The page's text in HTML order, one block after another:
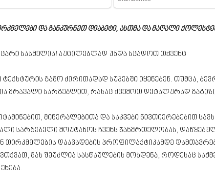
და განკურნეთ დიაბეტი, ასთმა და მაღალი
სასმელია! აუცილებლად უნდა სცადოთ თქვენც
ტექსტურის გამო ძირითადად სუპებში იყენებენ. თუმცა,
მრავალი სარგებლით, რასაც ქვემოთ დეტალურად
მინერალებითა და საკვები ნივთიერებებით
სარგებელი მოუტანოს ჩვენს ჯანმრთელობას,
თირკმელების დაავადების პროფილაქტიკამდე
მას შეუძლია სასწაულების მოხდენა, როდესაც